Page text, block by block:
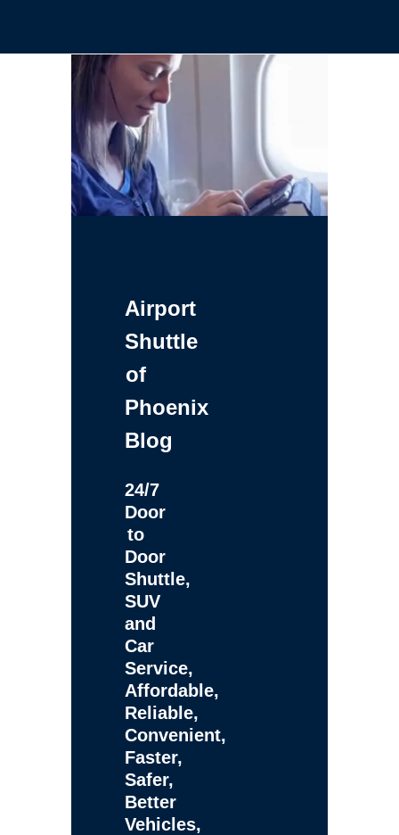
Airport
Shuttle
of
Phoenix
Blog
24/7
Door
to
Door
Shuttle,
SUV
and
Car
Service,
Affordable,
Reliable,
Convenient,
Faster,
Safer,
Better
Vehicles,